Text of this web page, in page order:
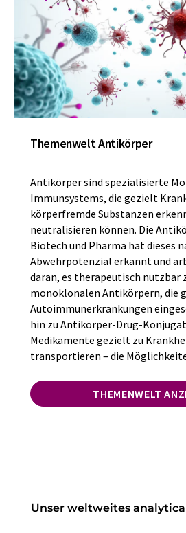
Themenwelt Antikörper
Antikörper sind spezialisierte
Immunsystems, die gezielt
körperfremde Substanzen
neutralisieren können. Die
Biotech und Pharma hat dieses
Abwehrpotenzial erkannt und
daran, es therapeutisch nutzbar
monoklonalen Antikörpern, die
Autoimmunerkrankungen
hin zu Antikörper-Drug-
Medikamente gezielt zu
transportieren – die
THEMENWELT
Unser weltweites